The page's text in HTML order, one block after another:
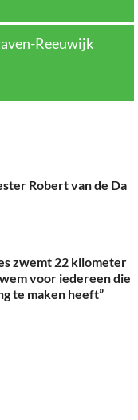
Reeuwijk
Robert van de Da
zwemt 22 kilometer
voor iedereen die
te maken heeft”